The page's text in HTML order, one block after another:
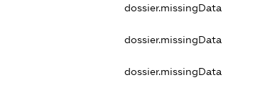
dossier.missingData
dossier.missingData
dossier.missingData